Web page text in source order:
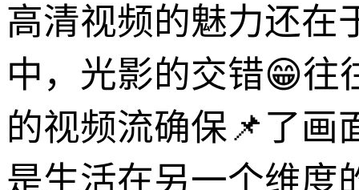
高清视频的魅力还在
中，光影的交错😁往
的视频流确保📌了画
是生活在另一个维度